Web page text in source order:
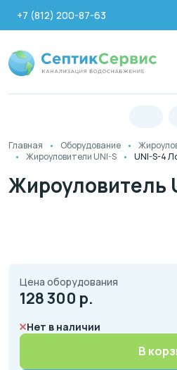
+7 (812) 200-87-63
Главная Оборудование
Жироуловители UNI-S
UNI-S-4
Жироуловитель
Цена оборудования
128 300 р.
Нет в наличии
В